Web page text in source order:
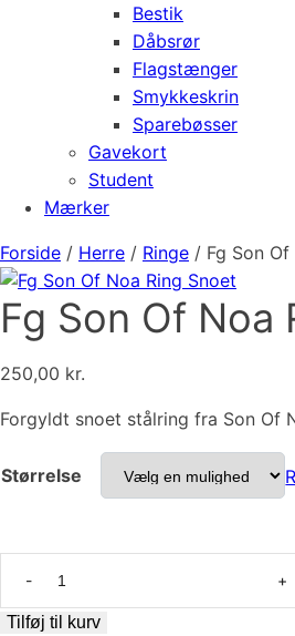
Bestik
Dåbsrør
Flagstænger
Smykkeskrin
Sparebøsser
Gavekort
Student
Mærker
Forside / Herre / Ringe / Fg Son
Fg Son Of Noa
250,00 kr.
Forgyldt snoet stålring fra Son Of
Størrelse
Of
Tilføj til kurv